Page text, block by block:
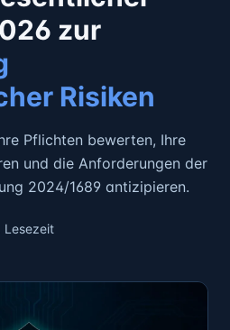
zur
Risiken
Pflichten bewerten, Ihre
und die Anforderungen der
2024/1689 antizipieren.
Lesezeit